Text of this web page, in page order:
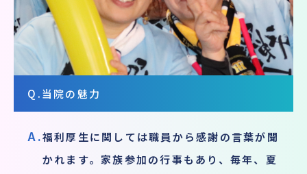
Q.当院の魅力
A.福利厚生に関しては職員から感謝の言葉が聞
かれます。家族参加の行事もあり、毎年、夏